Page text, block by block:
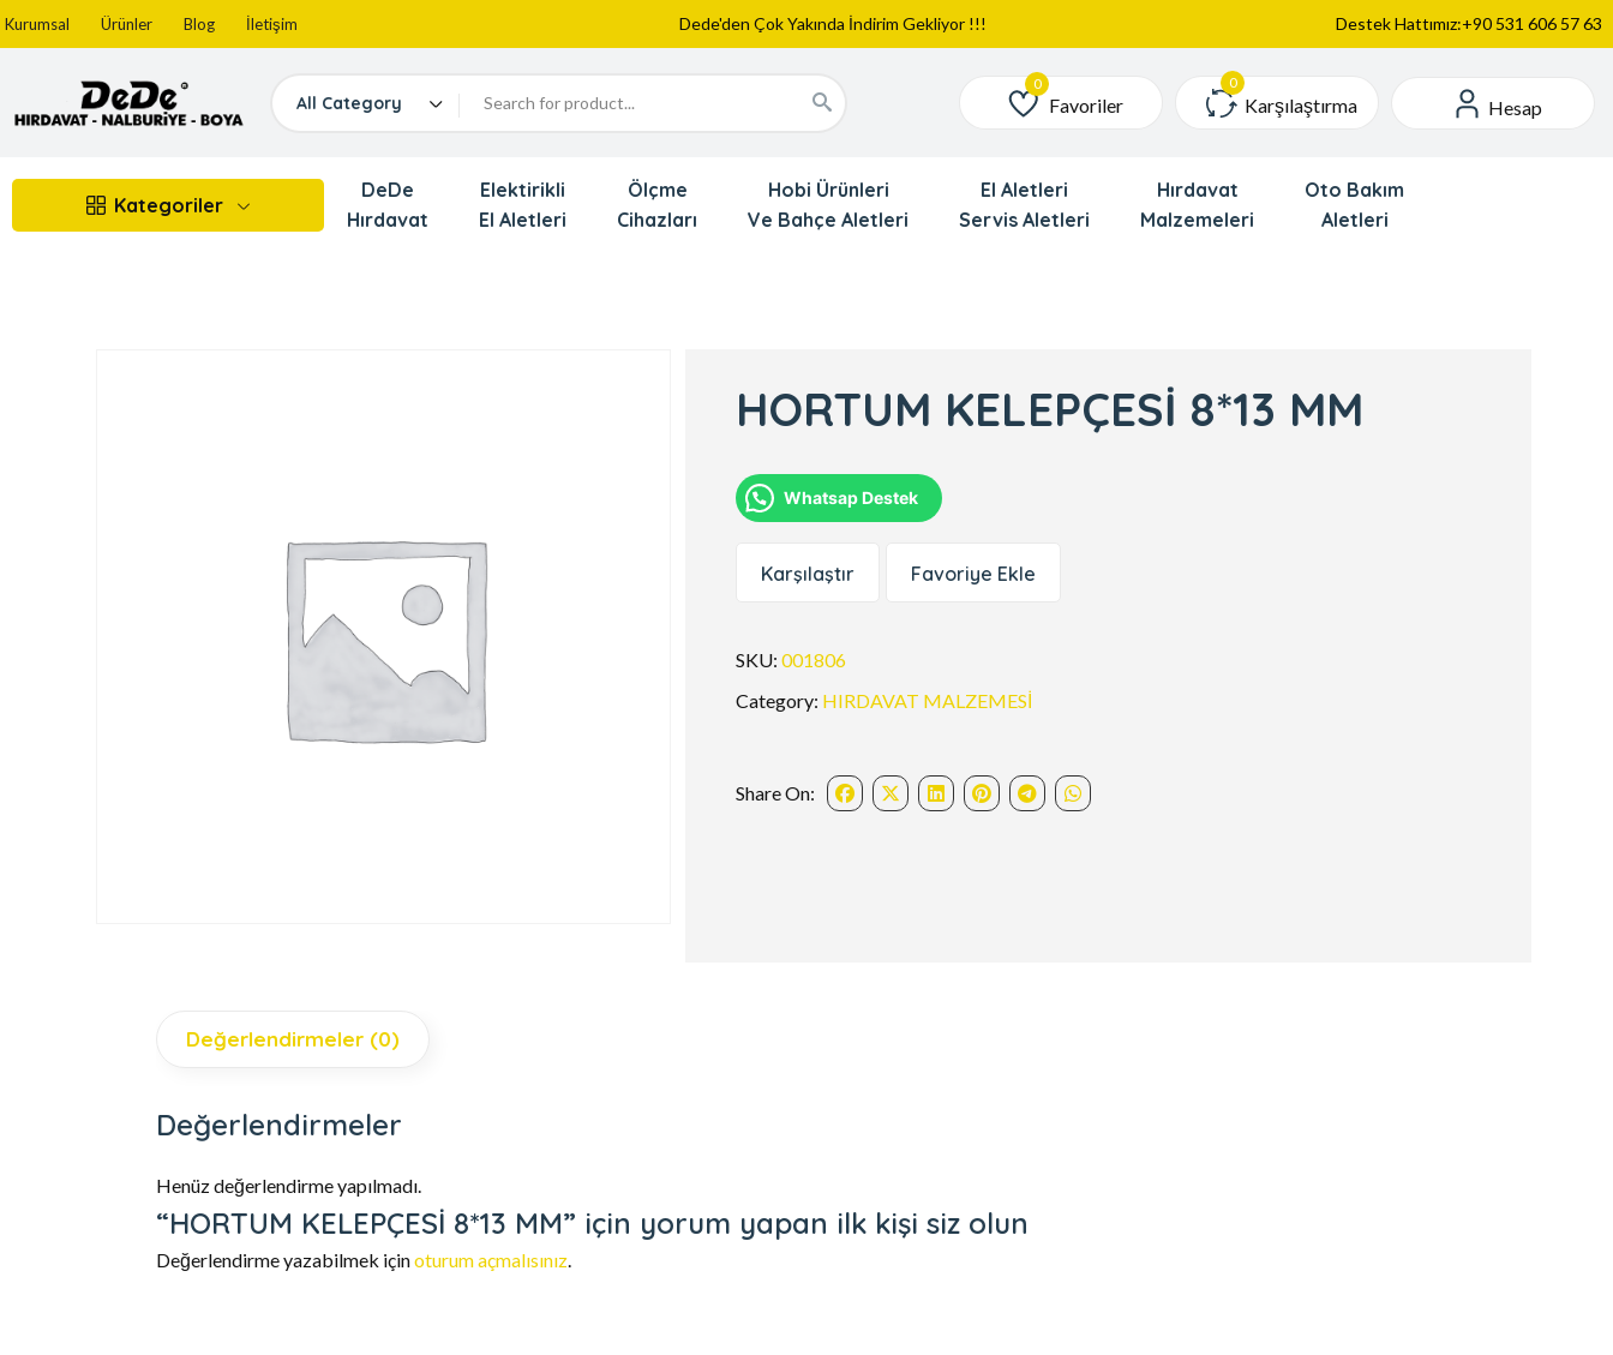
Kurumsal Ürünler Blog İletişim
Dede'den Çok Yakında İndirim Gekliyor !!!
Destek Hattımız:+90 531 606 57 63
All Category Favoriler
Favoriler Karşılaştırma Hesap
Kategoriler
DeDe
Hırdavat
Elektirikli
El Aletleri
Ölçme
Cihazları
Hobi Ürünleri
Ve Bahçe Aletleri
El Aletleri
Servis Aletleri
Hırdavat
Malzemeleri
Oto Bakım
Aletleri
HORTUM KELEPÇESİ 8*13 MM
Whatsap Destek
Karşılaştır Favoriye Ekle
SKU:001806
Category: HIRDAVAT MALZEMESİ
Share On:
Değerlendirmeler (0)
Değerlendirmeler
Henüz değerlendirme yapılmadı.
“HORTUM KELEPÇESİ 8*13 MM” için yorum yapan ilk kişi siz olun
Değerlendirme yazabilmek içinoturum açmalısınız.